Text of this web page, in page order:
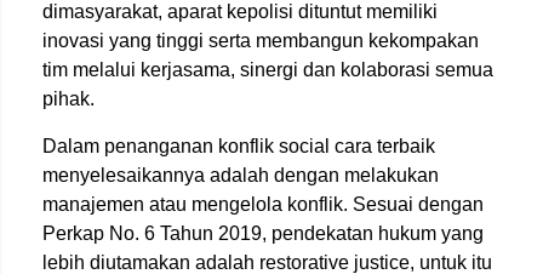
dimasyarakat, aparat kepolisi dituntut memiliki
inovasi yang tinggi serta membangun kekompakan
tim melalui kerjasama, sinergi dan kolaborasi semua
pihak.
Dalam penanganan konflik social cara terbaik
menyelesaikannya adalah dengan melakukan
manajemen atau mengelola konflik. Sesuai dengan
Perkap No. 6 Tahun 2019, pendekatan hukum yang
lebih diutamakan adalah restorative justice, untuk itu